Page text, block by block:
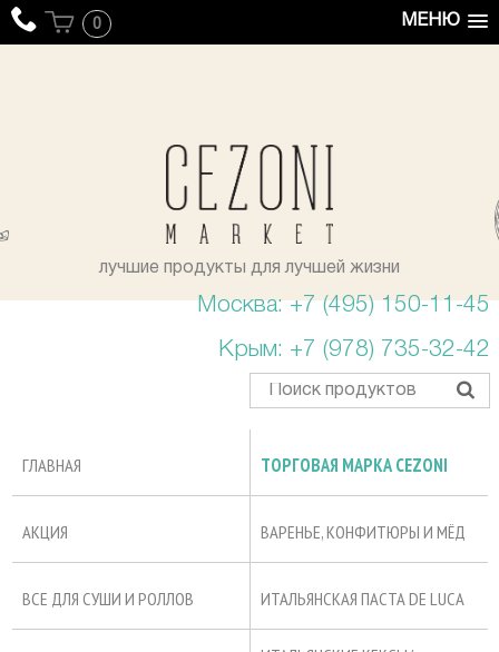
МЕНЮ
0
лучшие продукты для лучшей жизни
Москва: +7 (495) 150-11-45
Крым: +7 (978) 735-32-42
ГЛАВНАЯ ТОРГОВАЯ МАРКА CEZONI
АКЦИЯ ВАРЕНЬЕ, КОНФИТЮРЫ И МЁД
ВСЕ ДЛЯ СУШИ И РОЛЛОВ ИТАЛЬЯНСКАЯ ПАСТА DE LUCA